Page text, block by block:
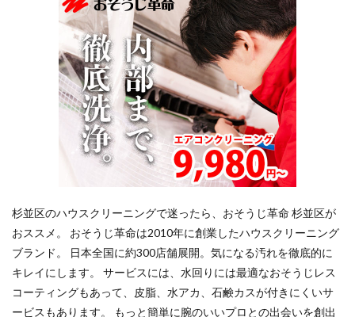
杉並区のハウスクリーニングで迷ったら、おそうじ革命 杉並区が
おススメ。 おそうじ革命は2010年に創業したハウスクリーニング
ブランド。 日本全国に約300店舗展開。気になる汚れを徹底的に
キレイにします。 サービスには、水回りには最適なおそうじレス
コーティングもあって、皮脂、水アカ、石鹸カスが付きにくいサ
ービスもあります。 もっと簡単に腕のいいプロとの出会いを創出